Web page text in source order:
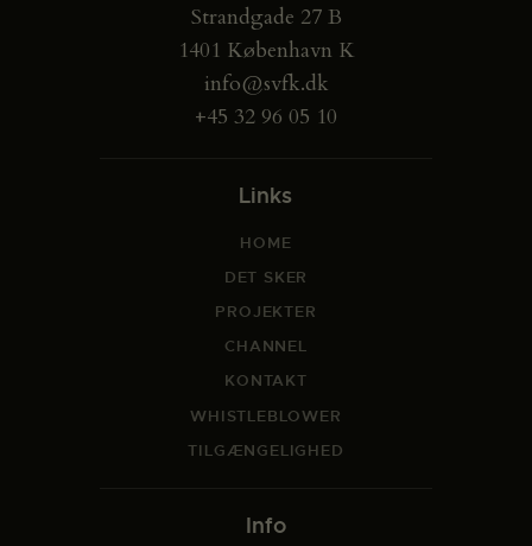
Strandgade 27 B
1401 København K
info@svfk.dk
+45 32 96 05 10
Links
HOME
DET SKER
PROJEKTER
CHANNEL
KONTAKT
WHISTLEBLOWER
TILGÆNGELIGHED
Info